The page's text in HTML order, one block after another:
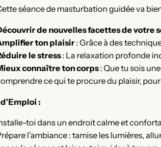
séance de masturbation guidée va
de nouvelles facettes de votre
ton plaisir : Grâce à des
le stress: La relaxation profonde
connaître ton corps: Que tu sois
ce qui te procure du plaisir,
:
toi dans un endroit calme et
l’ambiance : tamise les lumières,